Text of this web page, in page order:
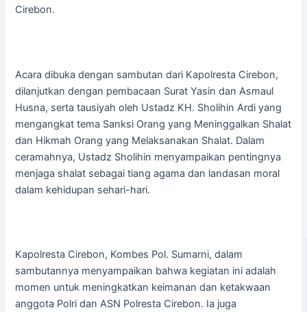
Cirebon.
Acara dibuka dengan sambutan dari Kapolresta Cirebon,
dilanjutkan dengan pembacaan Surat Yasin dan Asmaul
Husna, serta tausiyah oleh Ustadz KH. Sholihin Ardi yang
mengangkat tema Sanksi Orang yang Meninggalkan Shalat
dan Hikmah Orang yang Melaksanakan Shalat. Dalam
ceramahnya, Ustadz Sholihin menyampaikan pentingnya
menjaga shalat sebagai tiang agama dan landasan moral
dalam kehidupan sehari-hari.
Kapolresta Cirebon, Kombes Pol. Sumarni, dalam
sambutannya menyampaikan bahwa kegiatan ini adalah
momen untuk meningkatkan keimanan dan ketakwaan
anggota Polri dan ASN Polresta Cirebon. Ia juga